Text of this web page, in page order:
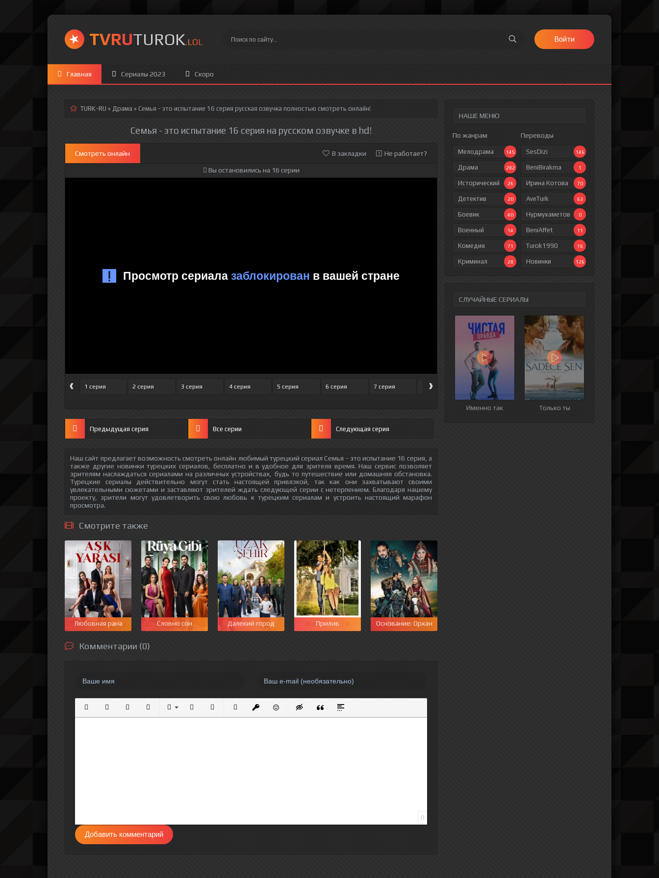
TVRUTUROK.LOL Войти
Главная Сериалы 2023 Скоро
НАШЕ МЕНЮ
По жанрам
Мелодрама 145
Драма 282
Исторический 26
Детектив 20
Боевик 40
Военный 14
Комедия 71
Криминал 28
Переводы
SesDizi 146
BeniBirakma 1
Ирина Котова 70
AveTurk 63
Нурмухаметов 0
BeniAffet 11
Turok1990 16
Новинки 126
СЛУЧАЙНЫЕ СЕРИАЛЫ
Именно так Только ты
TURK-RU » Драма » Семья - это испытание 16 серия русская озвучка полностью смотреть онлайн!
Семья - это испытание 16 серия на русском озвучке в hd!
Смотреть онлайн В закладки Не работает?
Вы остановились на 16 серии
‹ 1 серия 2 серия 3 серия 4 серия 5 серия 6 серия 7 серия 8 серия 9 серия 10 серия 11 серия
›
Предыдущая серия Все серии Следующая серия
Наш сайт предлагает возможность смотреть онлайн любимый турецкий сериал Семья - это испытание 16 серия, а
также другие новинки турецких сериалов, бесплатно и в удобное для зрителя время. Наш сервис позволяет
зрителям наслаждаться сериалами на различных устройствах, будь то путешествие или домашняя обстановка.
Турецкие сериалы действительно могут стать настоящей привязкой, так как они захватывают своими
увлекательными сюжетами и заставляют зрителей ждать следующей серии с нетерпением. Благодаря нашему
проекту, зрители могут удовлетворить свою любовь к турецким сериалам и устроить настоящий марафон
просмотра.
Смотрите также
Любовная рана Словно сон Далекий город Прилив Основание: Орхан
Комментарии (0)
Полужирный
КурсивПодчеркнутый
ЗачеркнутыйВыравнивание
Нумерованный список
Маркированный список
Вставить ссылку
Вставить защищенную ссылку
Вставить смайлик
Вставка скрытого текста
Вставка цитаты
Вставка спойлера
0
Добавить комментарий